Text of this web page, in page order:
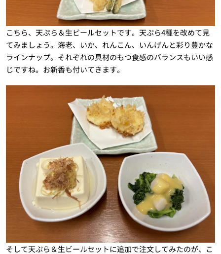
こちら、天ぷら＆生ビールセットです。天ぷら4種を改めて見
てみましょう。海老、いか、れんこん、いんげんと彩り豊かな
ラインナップ。それぞれの具材のもつ食感のバランスもいい感
じですね。お新香も付いてきます。
そして天ぷら＆生ビールセットに追加で注文してみたのが、こ